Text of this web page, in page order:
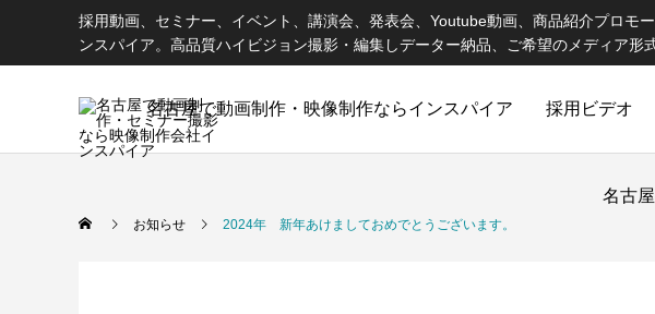
採用動画、セミナー、イベント、講演会、発表会、Youtube動画、商品紹介プロモ
ンスパイア。高品質ハイビジョン撮影・編集しデーター納品、ご希望のメディア形
名古屋で動画制作・映像制作ならインスパイア 採用ビデオ
名古
お知らせ 2024年 新年あけましておめでとうございます。